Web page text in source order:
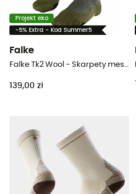
Projekt eko
-5% Extra - Kod Summer5
Falke
Falke Tk2 Wool - Skarpety meskie
139,00 zł